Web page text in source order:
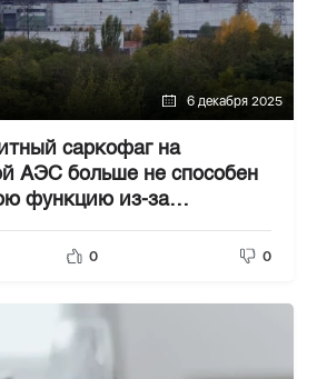
6 декабря 2025
саркофаг на
АЭС больше не способен
функцию из-за
0 0